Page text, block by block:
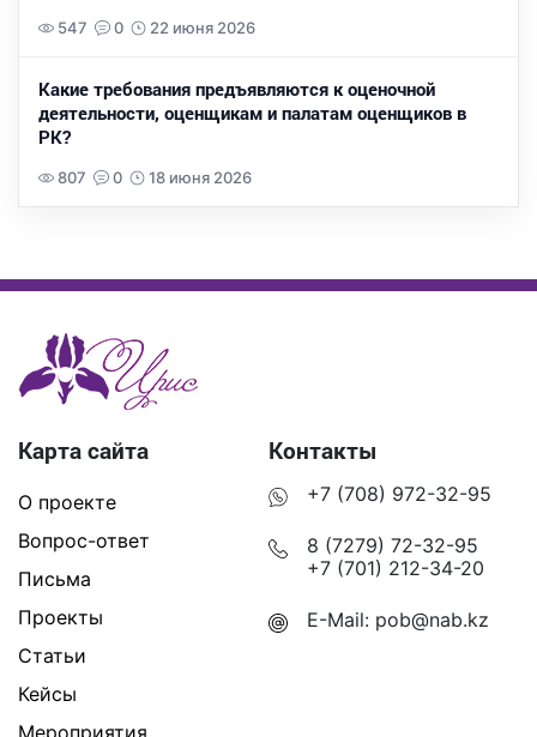
547 0 22 июня 2026
Какие требования предъявляются к оценочной
деятельности, оценщикам и палатам оценщиков в
РК?
807 0 18 июня 2026
Карта сайта
О проекте
Вопрос-ответ
Письма
Проекты
Статьи
Кейсы
Контакты
+7 (708) 972-32-95
8 (7279) 72-32-95
+7 (701) 212-34-20
E-Mail: pob@nab.kz